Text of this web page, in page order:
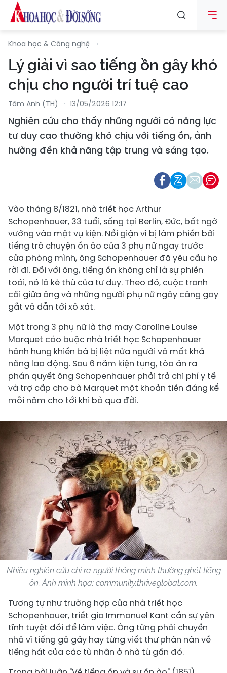
Khoa học & Công nghệ
Lý giải vì sao tiếng ồn gây khó
chịu cho người trí tuệ cao
Tâm Anh (TH) 13/05/2026 12:17
Nghiên cứu cho thấy những người có năng lực
tư duy cao thường khó chịu với tiếng ồn, ảnh
hưởng đến khả năng tập trung và sáng tạo.
Vào tháng 8/1821, nhà triết học Arthur
Schopenhauer, 33 tuổi, sống tại Berlin, Đức, bất ngờ
vướng vào một vụ kiện. Nổi giận vì bị làm phiền bởi
tiếng trò chuyện ồn ào của 3 phụ nữ ngay trước
cửa phòng mình, ông Schopenhauer đã yêu cầu họ
rời đi. Đối với ông, tiếng ồn không chỉ là sự phiền
toái, nó là kẻ thù của tư duy. Theo đó, cuộc tranh
cãi giữa ông và những người phụ nữ ngày càng gay
gắt và dẫn tới xô xát.
Một trong 3 phụ nữ là thợ may Caroline Louise
Marquet cáo buộc nhà triết học Schopenhauer
hành hung khiến bà bị liệt nửa người và mất khả
năng lao động. Sau 6 năm kiện tụng, tòa án ra
phán quyết ông Schopenhauer phải trả chi phí y tế
và trợ cấp cho bà Marquet một khoản tiền đáng kể
mỗi năm cho tới khi bà qua đời.
Nhiều nghiên cứu chỉ ra người thông minh thường ghét tiếng
ồn. Ảnh minh họa: community.thriveglobal.com.
Tương tự như trường hợp của nhà triết học
Schopenhauer, triết gia Immanuel Kant cần sự yên
tĩnh tuyệt đối để làm việc. Ông từng phải chuyển
nhà vì tiếng gà gáy hay từng viết thư phàn nàn về
tiếng hát của các tù nhân ở nhà tù gần đó.